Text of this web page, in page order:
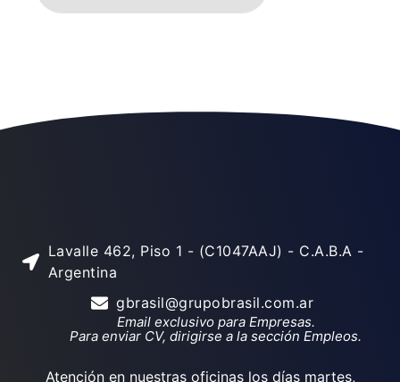
Lavalle 462, Piso 1 - (C1047AAJ) - C.A.B.A -
Argentina
gbrasil@grupobrasil.com.ar
Email exclusivo para Empresas.
Para enviar CV, dirigirse a la sección Empleos.
Atención en nuestras oficinas los días martes,